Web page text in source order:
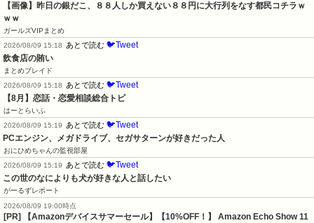
【画像】昨日の銀だこ、８８人しか買えない８８円に大行列をなす都民コチラｗ
ｗｗ
ガールズVIPまとめ
2026/08/09 15:18
あとで読む 🐦Tweet
飲食店の賄い
まとめブレイド
2026/08/09 15:18
あとで読む 🐦Tweet
【8月】恋話・恋愛相談総合トピ
はーとらいふ
2026/08/09 15:19
あとで読む 🐦Tweet
PCエンジン、メガドライブ、セガサターンが好きだった人
おにひめちゃんの監視部屋
2026/08/09 15:19
あとで読む 🐦Tweet
この世のなによりも犬が好きな人と話したい
がーるずレポート
2026/08/09 19:00時点
[PR] 【Amazonデバイスサマーセール】【10%OFF！】 Amazon Echo Show 11